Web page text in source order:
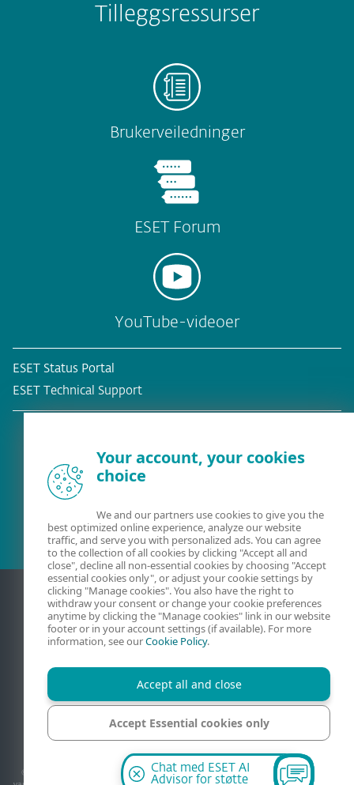
Tilleggsressurser
Brukerveiledninger
ESET Forum
YouTube-videoer
ESET Status Portal
ESET Technical Support
Kontakt Personvern
Juridisk informasjon
Rapporter sårbarheter
Nettstedskart
© 1992 - 2026 ESET, spol. s r.o. - Med enerett. Varemerkene som brukes i dette, er
Your account, your cookies
choice
We and our partners use cookies to give you the
best optimized online experience, analyze our website
traffic, and serve you with personalized ads. You can agree
to the collection of all cookies by clicking "Accept all and
close", decline all non-essential cookies by choosing "Accept
essential cookies only", or adjust your cookie settings by
clicking "Manage cookies". You also have the right to
withdraw your consent or change your cookie preferences
anytime by clicking the "Manage cookies" link in our website
footer or in your account settings (if available). For more
information, see ourCookie Policy.
Accept all and close
Accept Essential cookies only
Manage cookies
Chat med ESET AI
Advisor for støtte